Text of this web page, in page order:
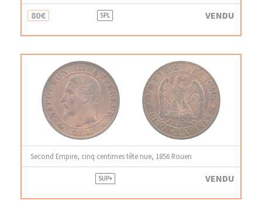
80€ SPL VENDU
Second Empire, cinq centimes tête nue, 1856 Rouen
SUP+ VENDU